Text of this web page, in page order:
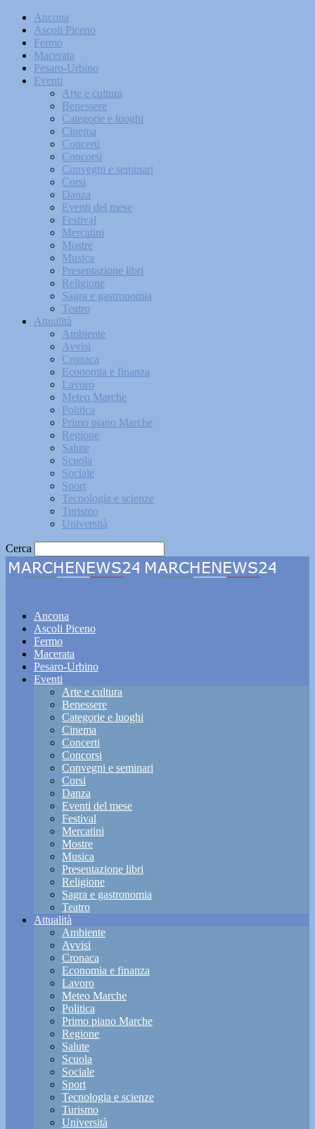
Ancona
Ascoli Piceno
Fermo
Macerata
Pesaro-Urbino
Eventi
Arte e cultura
Benessere
Categorie e luoghi
Cinema
Concerti
Concorsi
Convegni e seminari
Corsi
Danza
Eventi del mese
Festival
Mercatini
Mostre
Musica
Presentazione libri
Religione
Sagra e gastronomia
Teatro
Attualità
Ambiente
Avvisi
Cronaca
Economia e finanza
Lavoro
Meteo Marche
Politica
Primo piano Marche
Regione
Salute
Scuola
Sociale
Sport
Tecnologia e scienze
Turismo
Università
Cerca
Ancona
Ascoli Piceno
Fermo
Macerata
Pesaro-Urbino
Eventi
Arte e cultura
Benessere
Categorie e luoghi
Cinema
Concerti
Concorsi
Convegni e seminari
Corsi
Danza
Eventi del mese
Festival
Mercatini
Mostre
Musica
Presentazione libri
Religione
Sagra e gastronomia
Teatro
Attualità
Ambiente
Avvisi
Cronaca
Economia e finanza
Lavoro
Meteo Marche
Politica
Primo piano Marche
Regione
Salute
Scuola
Sociale
Sport
Tecnologia e scienze
Turismo
Università